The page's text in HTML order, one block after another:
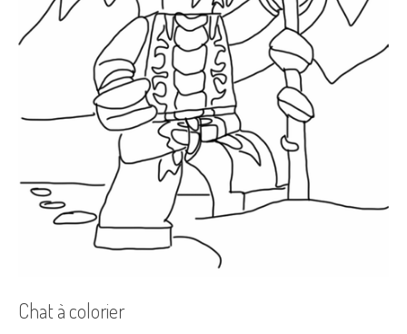
Chat à colorier